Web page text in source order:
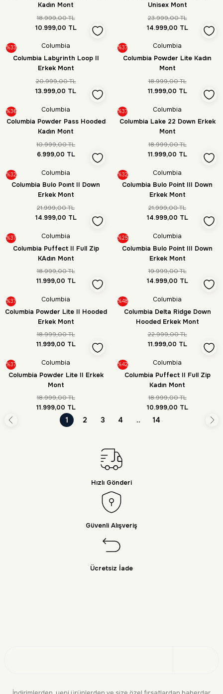
Kadın Mont
18.999,00 TL
10.999,00 TL
Unisex Mont
23.999,00 TL
14.999,00 TL
%33
Columbia
Columbia Labyrinth Loop II
Erkek Mont
20.999,00 TL
13.999,00 TL
%37
Columbia
Columbia Powder Lite Kadın
Mont
18.999,00 TL
11.999,00 TL
%36
Columbia
Columbia Powder Pass Hooded
Kadın Mont
10.999,00 TL
6.999,00 TL
%37
Columbia
Columbia Lake 22 Down Erkek
Mont
18.999,00 TL
11.999,00 TL
%32
Columbia
Columbia Bulo Poınt II Down
Erkek Mont
21.999,00 TL
14.999,00 TL
%32
Columbia
Columbia Bulo Point III Down
Erkek Mont
21.999,00 TL
14.999,00 TL
%37
Columbia
Columbia Puffect II Full Zip
KAdın Mont
18.999,00 TL
11.999,00 TL
%25
Columbia
Columbia Bulo Point III Down
Erkek Mont
19.999,00 TL
14.999,00 TL
%37
Columbia
Columbia Powder Lite II Hooded
Erkek Mont
18.999,00 TL
11.999,00 TL
%48
Columbia
Columbia Delta Ridge Down
Hooded Erkek Mont
22.999,00 TL
11.999,00 TL
%37
Columbia
Columbia Powder Lite II Erkek
Mont
18.999,00 TL
11.999,00 TL
%42
Columbia
Columbia Puffect II Full Zip
Kadın Mont
18.999,00 TL
10.999,00 TL
1 2 3 4 .. 14
Hızlı Gönderi
Güvenli Alışveriş
Ücretsiz İade